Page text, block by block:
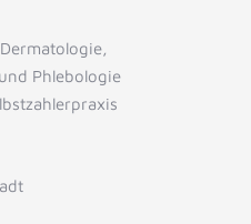
Phlebologie